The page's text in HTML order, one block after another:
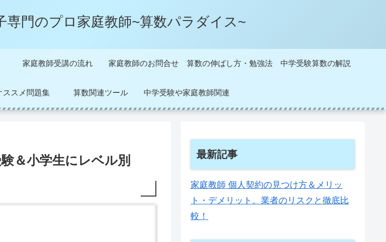
専門のプロ家庭教師~算数パラダイス~
家庭教師受講の流れ 家庭教師のお問合せ 算数の伸ばし方・勉強法 中学受験算数の解説
ススメ問題集 算数関連ツール 中学受験や家庭教師関連
＆小学生にレベル別
最新記事
家庭教師 個人契約の見つけ方＆メリッ
ト・デメリット。業者のリスクと徹底比
較！